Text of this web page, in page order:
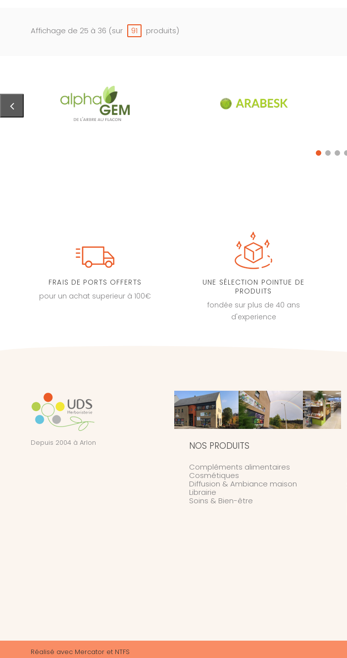
Affichage de 25 à 36 (sur 91 produits)
FRAIS DE PORTS OFFERTS
pour un achat superieur à 100€
UNE SÉLECTION POINTUE DE
PRODUITS
fondée sur plus de 40 ans
d'experience
Depuis 2004 à Arlon NOS PRODUITS
Compléments alimentaires
Cosmétiques
Diffusion & Ambiance maison
Librairie
Soins & Bien-être
Réalisé avec Mercator et NTFS